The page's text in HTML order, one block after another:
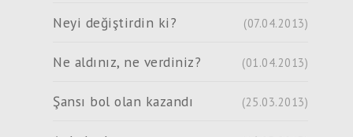
Neyi değiştirdin ki? (07.04.2013)
Ne aldınız, ne verdiniz? (01.04.2013)
Şansı bol olan kazandı (25.03.2013)